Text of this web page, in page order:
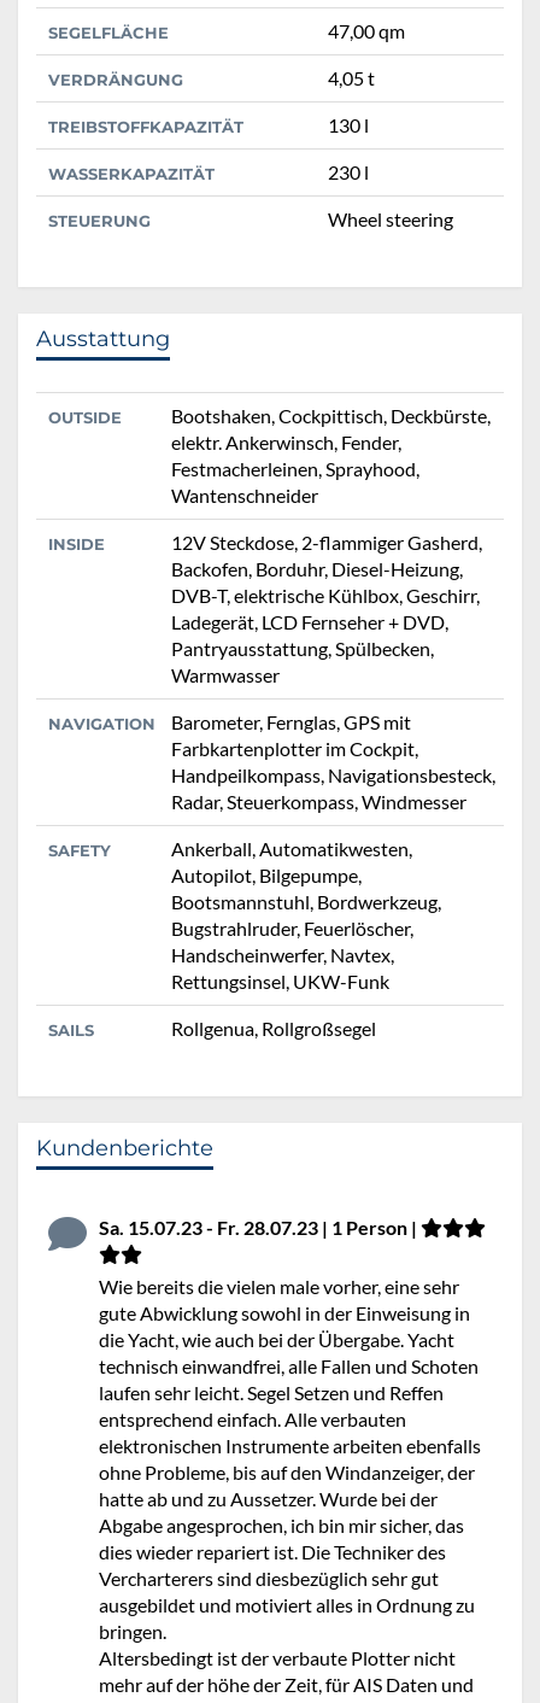
SEGELFLÄCHE 47,00 qm
VERDRÄNGUNG 4,05 t
TREIBSTOFFKAPAZITÄT 130 l
WASSERKAPAZITÄT 230 l
STEUERUNG Wheel steering
Ausstattung
OUTSIDE
Bootshaken, Cockpittisch, Deckbürste,
elektr. Ankerwinsch, Fender,
Festmacherleinen, Sprayhood,
Wantenschneider
INSIDE
12V Steckdose, 2-flammiger Gasherd,
Backofen, Borduhr, Diesel-Heizung,
DVB-T, elektrische Kühlbox, Geschirr,
Ladegerät, LCD Fernseher + DVD,
Pantryausstattung, Spülbecken,
Warmwasser
NAVIGATION
Barometer, Fernglas, GPS mit
Farbkartenplotter im Cockpit,
Handpeilkompass, Navigationsbesteck,
Radar, Steuerkompass, Windmesser
SAFETY
Ankerball, Automatikwesten,
Autopilot, Bilgepumpe,
Bootsmannstuhl, Bordwerkzeug,
Bugstrahlruder, Feuerlöscher,
Handscheinwerfer, Navtex,
Rettungsinsel, UKW-Funk
SAILS Rollgenua, Rollgroßsegel
Kundenberichte
Sa. 15.07.23 - Fr. 28.07.23 | 1 Person |
Wie bereits die vielen male vorher, eine sehr
gute Abwicklung sowohl in der Einweisung in
die Yacht, wie auch bei der Übergabe. Yacht
technisch einwandfrei, alle Fallen und Schoten
laufen sehr leicht. Segel Setzen und Reffen
entsprechend einfach. Alle verbauten
elektronischen Instrumente arbeiten ebenfalls
ohne Probleme, bis auf den Windanzeiger, der
hatte ab und zu Aussetzer. Wurde bei der
Abgabe angesprochen, ich bin mir sicher, das
dies wieder repariert ist. Die Techniker des
Vercharterers sind diesbezüglich sehr gut
ausgebildet und motiviert alles in Ordnung zu
bringen.
Altersbedingt ist der verbaute Plotter nicht
mehr auf der höhe der Zeit, für AIS Daten und